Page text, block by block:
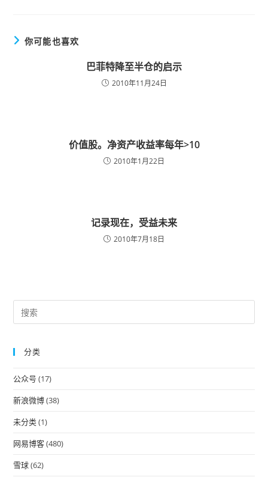
你可能也喜欢
巴菲特降至半仓的启示
2010年11月24日
价值股。净资产收益率每年>10
2010年1月22日
记录现在，受益未来
2010年7月18日
分类
公众号 (17)
新浪微博(38)
未分类(1)
网易博客(480)
雪球(62)